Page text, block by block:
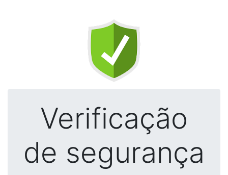
Verificação
de segurança